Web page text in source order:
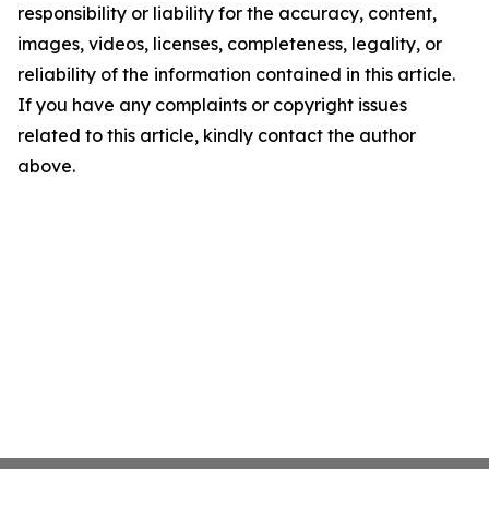
responsibility or liability for the accuracy, content,
images, videos, licenses, completeness, legality, or
reliability of the information contained in this article.
If you have any complaints or copyright issues
related to this article, kindly contact the author
above.